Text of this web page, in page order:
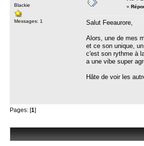
Blackie
Messages: 1
«
Salut Feeaurore,
Alors, une de mes
et ce son unique,
c'est son rythme à
a une vibe super
Hâte de voir les
Pages: [1]